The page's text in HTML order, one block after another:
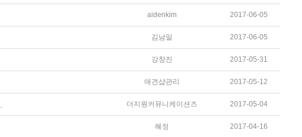
aidenkim 2017-06-05
김남일 2017-06-05
강창진 2017-05-31
애견샵관리 2017-05-12
더지원커뮤니케이션즈 2017-05-04
혜정 2017-04-16